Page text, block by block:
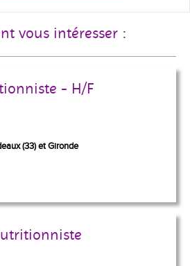
vous intéresser :
- H/F
(33) et Gironde